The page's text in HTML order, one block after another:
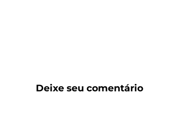
Deixe seu comentário